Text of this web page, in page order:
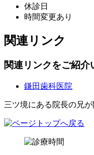
休診日
時間変更あり
関連リンク
関連リンクをご紹介
鎌田歯科医院
三ツ境にある院長の兄